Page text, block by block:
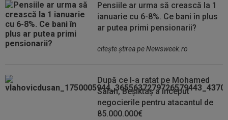
Pensiile ar urma să crească la 1
ianuarie cu 6-8%. Ce bani în plus
ar putea primi pensionarii?
citeşte ştirea pe Newsweek.ro
După ce l-a ratat pe Mohamed
Salah, Beșiktaș a început
negocierile pentru atacantul de
85.000.000€